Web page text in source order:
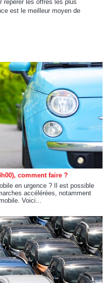
repérer les offres les plus
est le meilleur moyen de
comment faire ?
en urgence ? Il est possible
accélérées, notamment
Voici...